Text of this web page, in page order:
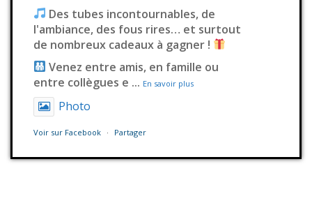
Des tubes incontournables, de
l'ambiance, des fous rires… et surtout
de nombreux cadeaux à gagner !
Venez entre amis, en famille ou
entre collègues e ... En savoir plus
Photo
Voir sur Facebook · Partager